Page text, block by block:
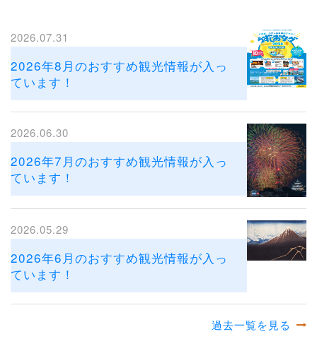
2026.07.31
2026年8月のおすすめ観光情報が入っ
ています！
2026.06.30
2026年7月のおすすめ観光情報が入っ
ています！
2026.05.29
2026年6月のおすすめ観光情報が入っ
ています！
過去一覧を見る